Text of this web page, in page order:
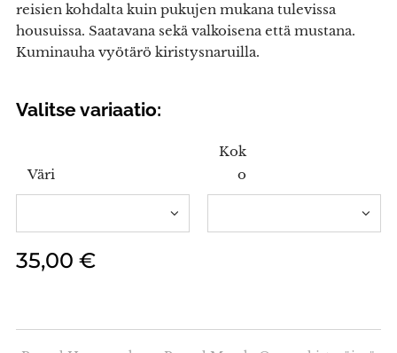
reisien kohdalta kuin pukujen mukana tulevissa
housuissa. Saatavana sekä valkoisena että mustana.
Kuminauha vyötärö kiristysnaruilla.
Valitse variaatio:
Väri
Kok
o
35,00 €